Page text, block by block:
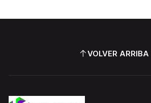
VOLVER ARRIBA